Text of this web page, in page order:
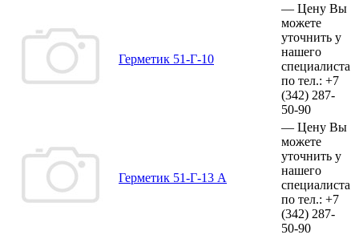
Герметик 51-Г-10
— Цену Вы
можете
уточнить у
нашего
специалиста
по тел.: +7
(342) 287-
50-90
Герметик 51-Г-13 А
— Цену Вы
можете
уточнить у
нашего
специалиста
по тел.: +7
(342) 287-
50-90